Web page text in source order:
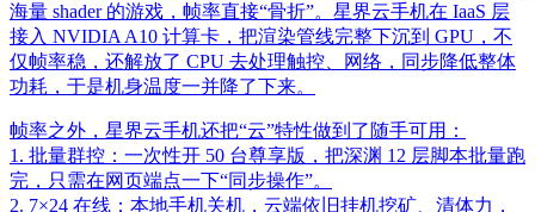
海量 shader 的游戏，帧率直接“骨折”。星界云手机在 IaaS 层
接入 NVIDIA A10 计算卡，把渲染管线完整下沉到 GPU，不
仅帧率稳，还解放了 CPU 去处理触控、网络，同步降低整体
功耗，于是机身温度一并降了下来。
帧率之外，星界云手机还把“云”特性做到了随手可用：
1. 批量群控：一次性开 50 台尊享版，把深渊 12 层脚本批量跑
完，只需在网页端点一下“同步操作”。
2. 7×24 在线：本地手机关机，云端依旧挂机挖矿、清体力，